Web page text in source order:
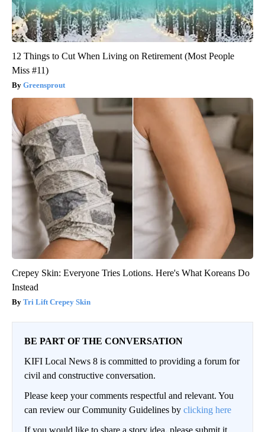
12 Things to Cut When Living on Retirement (Most People
Miss #11)
Greensprout
Crepey Skin: Everyone Tries Lotions. Here's What Koreans Do
Instead
Tri Lift Crepey Skin
BE PART OF THE CONVERSATION
KIFI Local News 8 is committed to providing a forum for
civil and constructive conversation.
Please keep your comments respectful and relevant. You
can review our Community Guidelines by clicking here
If you would like to share a story idea, please submit it